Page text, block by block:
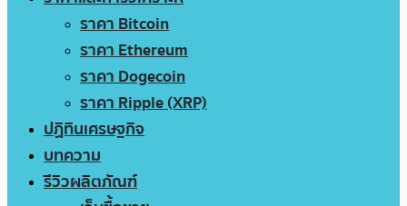
ราคา Bitcoin
ราคา Ethereum
ราคา Dogecoin
ราคา Ripple (XRP)
ปฏิทินเศรษฐกิจ
บทความ
รีวิวผลิตภัณฑ์